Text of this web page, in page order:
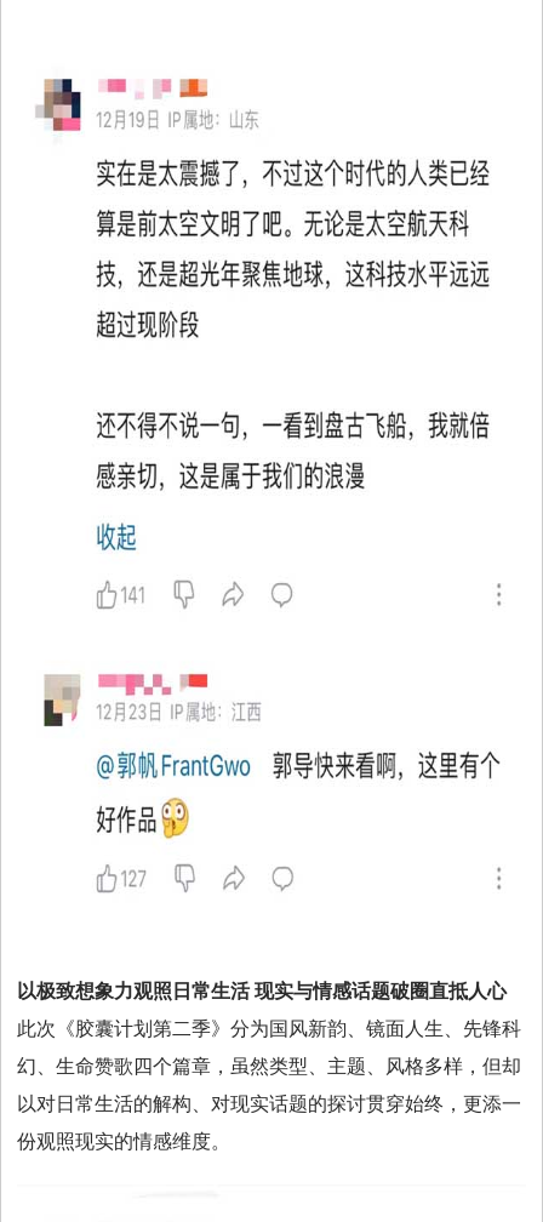
以极致想象力观照日常生活 现实与情感话题破圈直抵人心
此次《胶囊计划第二季》分为国风新韵、镜面人生、先锋科
幻、生命赞歌四个篇章，虽然类型、主题、风格多样，但却
以对日常生活的解构、对现实话题的探讨贯穿始终，更添一
份观照现实的情感维度。